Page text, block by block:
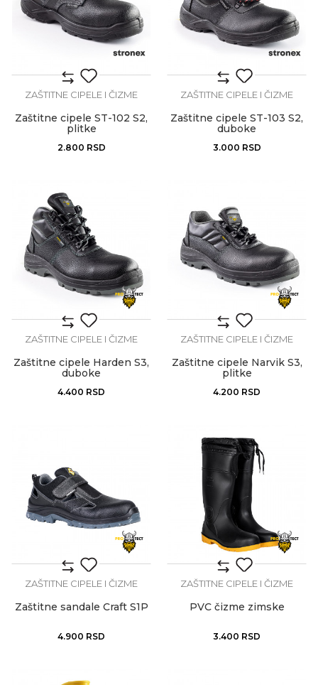
ZAŠTITNE CIPELE I ČIZME
Zaštitne cipele ST-102 S2,
plitke
2.800 RSD
ZAŠTITNE CIPELE I ČIZME
Zaštitne cipele ST-103 S2,
duboke
3.000 RSD
ZAŠTITNE CIPELE I ČIZME
Zaštitne cipele Harden S3,
duboke
4.400 RSD
ZAŠTITNE CIPELE I ČIZME
Zaštitne cipele Narvik S3,
plitke
4.200 RSD
ZAŠTITNE CIPELE I ČIZME
Zaštitne sandale Craft S1P
4.900 RSD
ZAŠTITNE CIPELE I ČIZME
PVC čizme zimske
3.400 RSD